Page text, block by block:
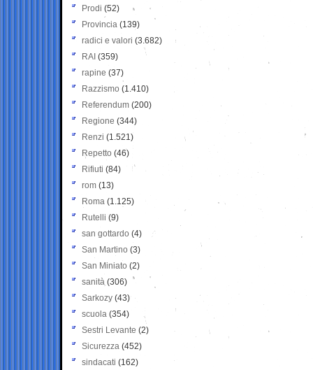
Prodi (52)
Provincia (139)
radici e valori (3.682)
RAI (359)
rapine (37)
Razzismo (1.410)
Referendum (200)
Regione (344)
Renzi (1.521)
Repetto (46)
Rifiuti (84)
rom (13)
Roma (1.125)
Rutelli (9)
san gottardo (4)
San Martino (3)
San Miniato (2)
sanità (306)
Sarkozy (43)
scuola (354)
Sestri Levante (2)
Sicurezza (452)
sindacati (162)